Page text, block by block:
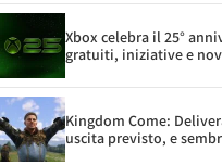
Xbox celebra il 25°
gratuiti, iniziative e
Kingdom Come:
uscita previsto, e